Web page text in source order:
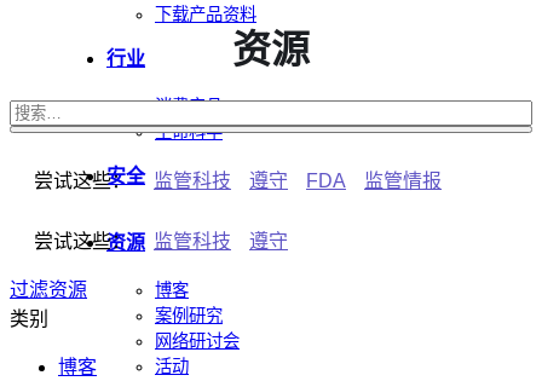
下载产品资料
行业
消费产品
生命科学
安全
资源
博客
案例研究
网络研讨会
活动
资源
尝试这些： 监管科技 遵守 FDA 监管情报
尝试这些： 监管科技 遵守
过滤资源
类别
博客